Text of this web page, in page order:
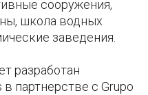
сооружения,
школа водных
заведения.
разработан
партнерстве с Grupo